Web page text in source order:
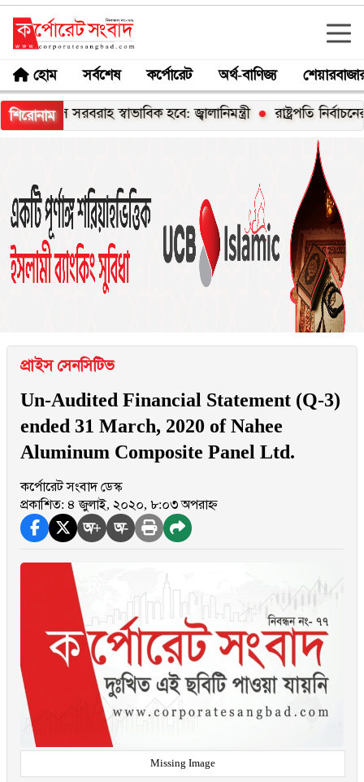
হোম সর্বশেষ কর্পোরেট অর্থ-বাণিজ্য
শিরোনাম
সরবরাহ স্বাভাবিক হবে: জ্বালানিমন্ত্রী রাষ্ট্রপতি নির্বাচনের
প্রাইস সেনসিটিভ
Un-Audited Financial Statement (Q-3)
ended 31 March, 2020 of Nahee
Aluminum Composite Panel Ltd.
কর্পোরেট সংবাদ ডেস্ক
প্রকাশিত: ৪ জুলাই, ২০২০, ৮:০৩ অপরাহ্ন
অ+ অ-
Missing Image